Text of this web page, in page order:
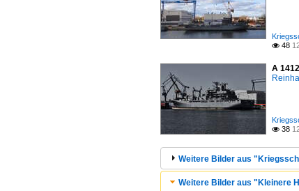
 48
A
 38
Weitere Bilder aus
Weitere Bilder aus "Kleinere